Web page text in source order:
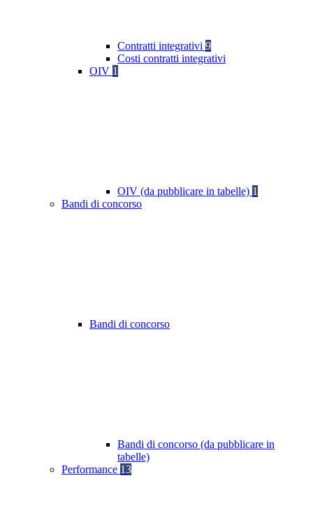
Contratti integrativi 9
Costi contratti integrativi
OIV 1
OIV (da pubblicare in tabelle) 1
Bandi di concorso
Bandi di concorso
Bandi di concorso (da pubblicare in
tabelle)
Performance 13